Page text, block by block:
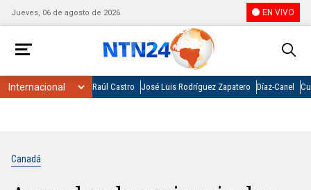
Jueves, 06 de agosto de 2026 EN VIVO
Raúl Castro José Luis Rodríguez Zapatero Díaz-Canel
Canadá